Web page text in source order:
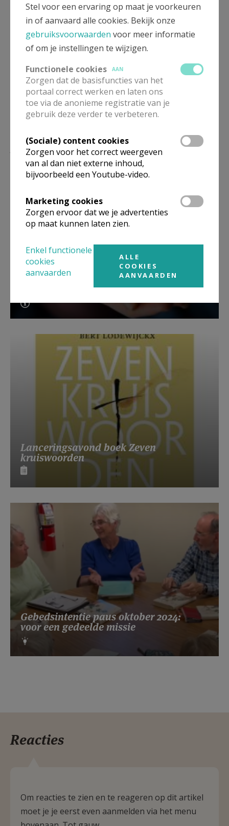
Deel dit artikel
Lees meer
Beroepsvereniging Zorgpastores
Lanceringsavond boek Zeven
kruiswoorden
Gebedsintentie paus oktober 2024:
voor een gedeelde missie
Reacties
Om reacties te zien en te reageren op dit artikel
moet je je eerst even aanmelden via het menu
Stel voor een ervaring op maat je voorkeuren
in of aanvaard alle cookies. Bekijk onze
gebruiksvoorwaarden voor meer informatie
of om je instellingen te wijzigen.
Functionele cookies
AAN
Zorgen dat de basisfuncties van het
portaal correct werken en laten ons
toe via de anonieme registratie van je
gebruik deze verder te verbeteren.
(Sociale) content cookies
Zorgen voor het correct weergeven
van al dan niet externe inhoud,
bijvoorbeeld een Youtube-video.
Marketing cookies
Zorgen ervoor dat we je advertenties
op maat kunnen laten zien.
Enkel functionele
cookies
aanvaarden
ALLE
COOKIES
AANVAARDEN